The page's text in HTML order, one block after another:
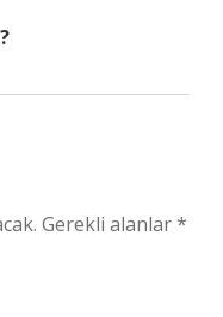
Gerekli alanlar*